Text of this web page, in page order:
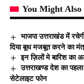
You Might
भाजपा उत्तराखंड में
दिया बूथ मजबूत करने का
इन ज़िलों मे बारिश का
उत्तराखण्ड देश का पहला
सेटेलाइट फोन